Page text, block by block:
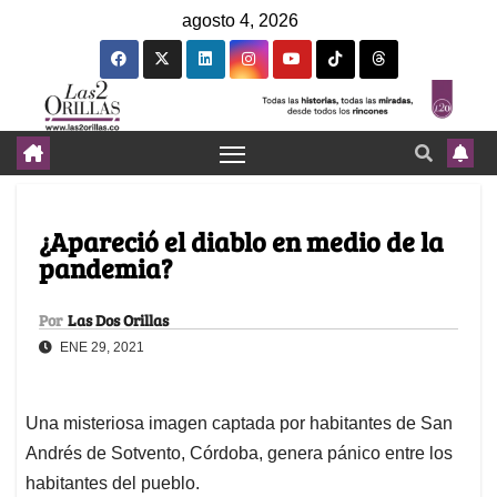
agosto 4, 2026
¿Apareció el diablo en medio de la
pandemia?
Por Las Dos Orillas
ENE 29, 2021
Una misteriosa imagen captada por habitantes de San
Andrés de Sotvento, Córdoba, genera pánico entre los
habitantes del pueblo.